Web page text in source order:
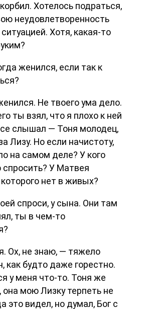
Хотелось подраться,
неудовлетворенность
Хотя, какая-то
женился, если так к
Не твоего ума дело.
ты взял, что я плохо к ней
слышал — Тоня молодец,
Лизу. Но если начистоту,
на самом деле? У кого
У Матвея
которого нет в живых?
спроси, у сына. Они там
ты в чем-то
Ох, не знаю, — тяжело
как будто даже горестно.
у меня что-то. Тоня же
мою Лизку терпеть не
это видел, но думал, Бог с